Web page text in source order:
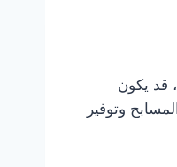
قد يكون
وتوفير